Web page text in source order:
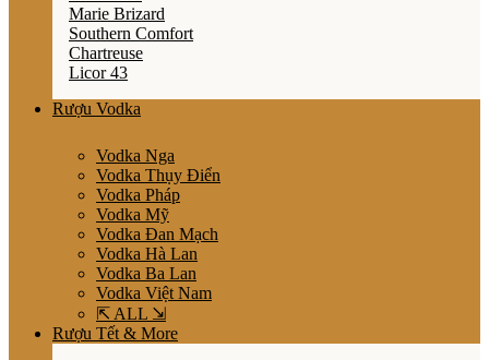
Marie Brizard
Southern Comfort
Chartreuse
Licor 43
Rượu Vodka
Vodka Nga
Vodka Thụy Điển
Vodka Pháp
Vodka Mỹ
Vodka Đan Mạch
Vodka Hà Lan
Vodka Ba Lan
Vodka Việt Nam
⇱ ALL ⇲
Rượu Tết & More